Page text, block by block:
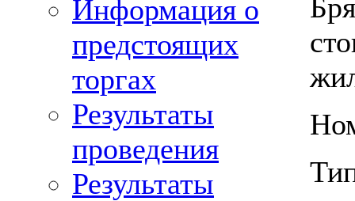
Информация о
предстоящих
торгах
Результаты
проведения
Результаты